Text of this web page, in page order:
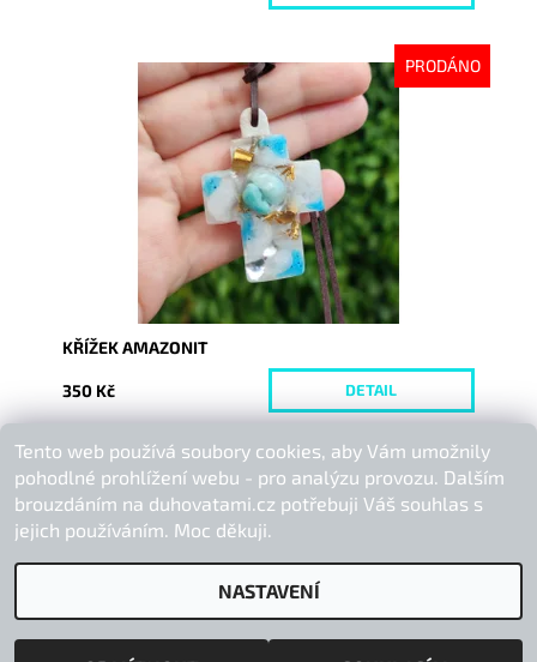
PRODÁNO
Dostupnost:
Vyprodáno
7258
KŘÍŽEK AMAZONIT
350 Kč DETAIL
Buďte první, kdo napíše příspěvek k této položce.
Přidat komentář
2026 © Duhová Tami, všechna práva vyhrazena
Tento web používá soubory cookies, aby Vám umožnily
pohodlné prohlížení webu - pro analýzu provozu. Dalším
brouzdáním na duhovatami.cz potřebuji Váš souhlas s
jejich používáním. Moc děkuji.
NASTAVENÍ